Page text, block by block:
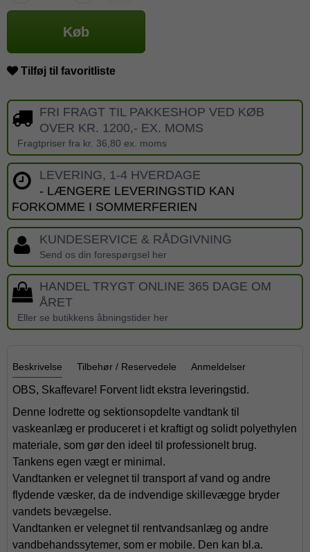
Køb
Tilføj til favoritliste
FRI FRAGT TIL PAKKESHOP VED KØB
OVER KR. 1200,- EX. MOMS
Fragtpriser fra kr. 36,80 ex. moms
LEVERING, 1-4 HVERDAGE
- LÆNGERE LEVERINGSTID KAN
FORKOMME I SOMMERFERIEN
KUNDESERVICE & RÅDGIVNING
Send os din forespørgsel her
HANDEL TRYGT ONLINE 365 DAGE OM
ÅRET
Eller se butikkens åbningstider her
Beskrivelse Tilbehør / Reservedele Anmeldelser
OBS, Skaffevare! Forvent lidt ekstra leveringstid.
Denne lodrette og sektionsopdelte vandtank til
vaskeanlæg er produceret i et kraftigt og solidt polyethylen
materiale, som gør den ideel til professionelt brug.
Tankens egen vægt er minimal.
Vandtanken er velegnet til transport af vand og andre
flydende væsker, da de indvendige skillevægge bryder
vandets bevægelse.
Vandtanken er velegnet til rentvandsanlæg og andre
vandbehandssytemer, som er mobile. Den kan bl.a.